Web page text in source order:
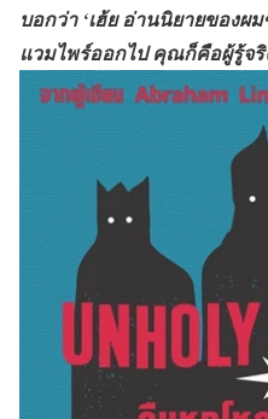
บอกว่า ‘เฮ้ย อ่านนิยายของผ
แวมไพร์ออกไป คุณก็คือผู้รู้จริ